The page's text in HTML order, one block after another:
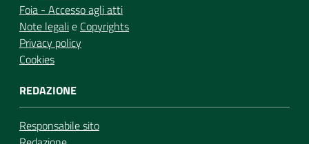
Foia - Accesso agli atti
Note legalie Copyrights
Privacy policy
Cookies
REDAZIONE
Responsabile sito